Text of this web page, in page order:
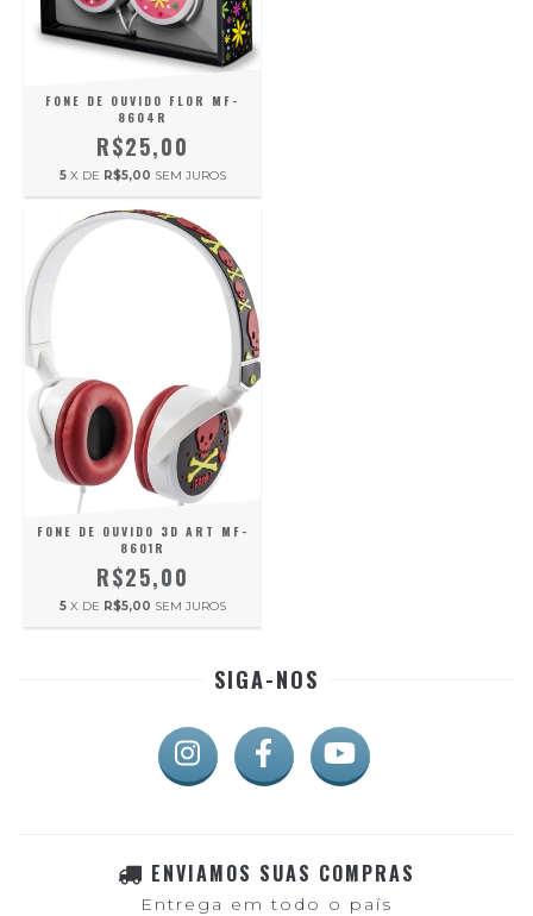
FONE DE OUVIDO FLOR MF-
8604R
R$25,00
5 X DE R$5,00 SEM JUROS
FONE DE OUVIDO 3D ART MF-
8601R
R$25,00
5 X DE R$5,00 SEM JUROS
SIGA-NOS
ENVIAMOS SUAS COMPRAS
Entrega em todo o país